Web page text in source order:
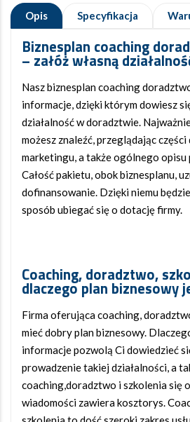
Opis Specyfikacja
Biznesplan coaching
– załóż własną
Nasz biznesplan coaching
informacje, dzięki którym dowiesz
działalność w doradztwie.
możesz znaleźć, przeglądając
marketingu, a także ogólnego opisu
Całość pakietu, obok biznesplanu,
dofinansowanie. Dzięki niemu
sposób ubiegać się o dotację firmy.
Coaching,doradztwo,
dlaczegoplan biznesowy
Firma oferująca coaching,
mieć dobry plan biznesowy.
informacje pozwolą Ci dowiedzieć
prowadzenie takiej działalności, a
coaching,doradztwo i szkolenia się
wiadomości zawiera kosztorys.